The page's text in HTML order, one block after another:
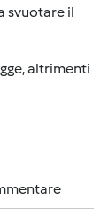
svuotare il
altrimenti